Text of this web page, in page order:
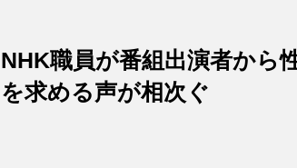
NHK職員が番組出演者から
を求める声が相次ぐ